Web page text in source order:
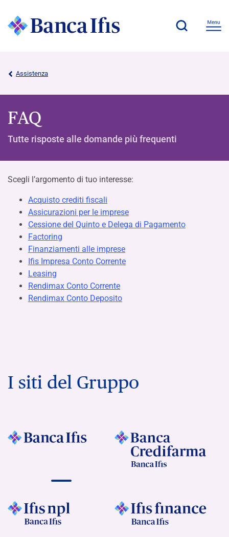
Assistenza
FAQ
Tutte risposte alle domande più frequenti
Scegli l’argomento di tuo interesse:
Acquisto crediti fiscali
Assicurazioni per le imprese
Cessione del Quinto e Delega di Pagamento
Factoring
Finanziamenti alle imprese
Ifis Impresa Conto Corrente
Leasing
Rendimax Conto Corrente
Rendimax Conto Deposito
I siti del Gruppo